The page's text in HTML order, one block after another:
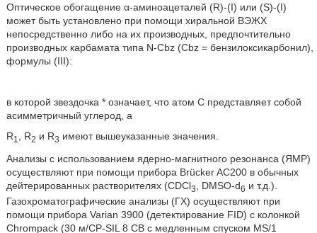
Оптическое обогащение α-аминоацеталей (R)-(I) или (S)-(I)
может быть установлено при помощи хиральной ВЭЖХ
непосредственно либо на их производных, предпочтительно
производных карбамата типа N-Cbz (Cbz = бензилоксикарбонил),
формулы (III):
в которой звездочка * означает, что атом С представляет собой
асимметричный углерод, а
R1 , R2 и R3 имеют вышеуказанные значения.
Анализы с использованием ядерно-магнитного резонанса (ЯМР)
осуществляют при помощи прибора Brücker AC200 в обычных
дейтерированных растворителях (CDCl3 , DMSO-d6 и т.д.).
Газохроматографические анализы (ГХ) осуществляют при
помощи прибора Varian 3900 (детектирование FID) с колонкой
Chrompack (30 м/СР-SIL 8 СВ с медленным спуском MS/1